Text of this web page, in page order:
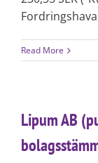
Read More
Lipum AB